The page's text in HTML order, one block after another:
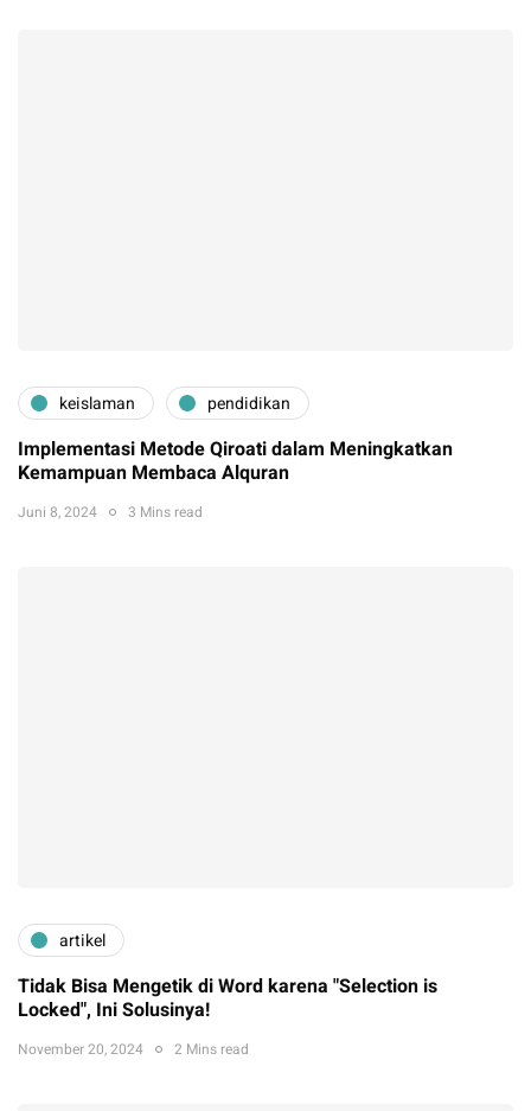
keislaman pendidikan
Implementasi Metode Qiroati dalam Meningkatkan
Kemampuan Membaca Alquran
Juni 8, 2024 3 Mins read
artikel
Tidak Bisa Mengetik di Word karena "Selection is
Locked", Ini Solusinya!
November 20, 2024 2 Mins read